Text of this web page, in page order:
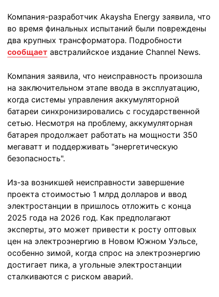
Компания-разработчик Akaysha Energy заявила, что
во время финальных испытаний были повреждены
два крупных трансформатора. Подробности
сообщает австралийское издание Channel News.
Компания заявила, что неисправность произошла
на заключительном этапе ввода в эксплуатацию,
когда системы управления аккумуляторной
батареи синхронизировались с государственной
сетью. Несмотря на проблему, аккумуляторная
батарея продолжает работать на мощности 350
мегаватт и поддерживать "энергетическую
безопасность".
Из-за возникшей неисправности завершение
проекта стоимостью 1 млрд долларов и ввод
электростанции в пришлось отложить с конца
2025 года на 2026 год. Как предполагают
эксперты, это может привести к росту оптовых
цен на электроэнергию в Новом Южном Уэльсе,
особенно зимой, когда спрос на электроэнергию
достигает пика, а угольные электростанции
сталкиваются с риском аварий.